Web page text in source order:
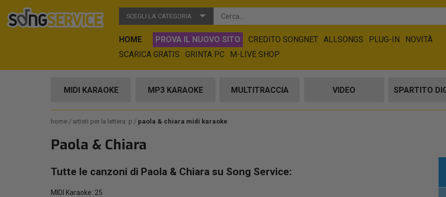
SCEGLI LA CATEGORIA
HOME PROVA IL NUOVO SITO CREDITO SONGNET ALLSONGS PLUG-IN
NOVITÀ
SCARICA GRATIS
GRINTA PC M-LIVE SHOP
MIDI KARAOKE MP3 KARAOKE MULTITRACCIA VIDEO SPARTITO
home artisti per la lettera: p paola & chiara midi karaoke
Paola & Chiara
Tutte le canzoni di Paola & Chiara su Song Service:
MIDI Karaoke: 25